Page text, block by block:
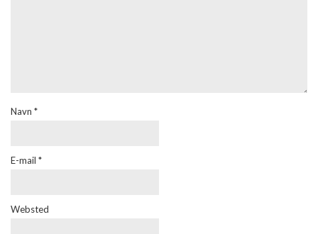
Navn *
E-mail *
Websted